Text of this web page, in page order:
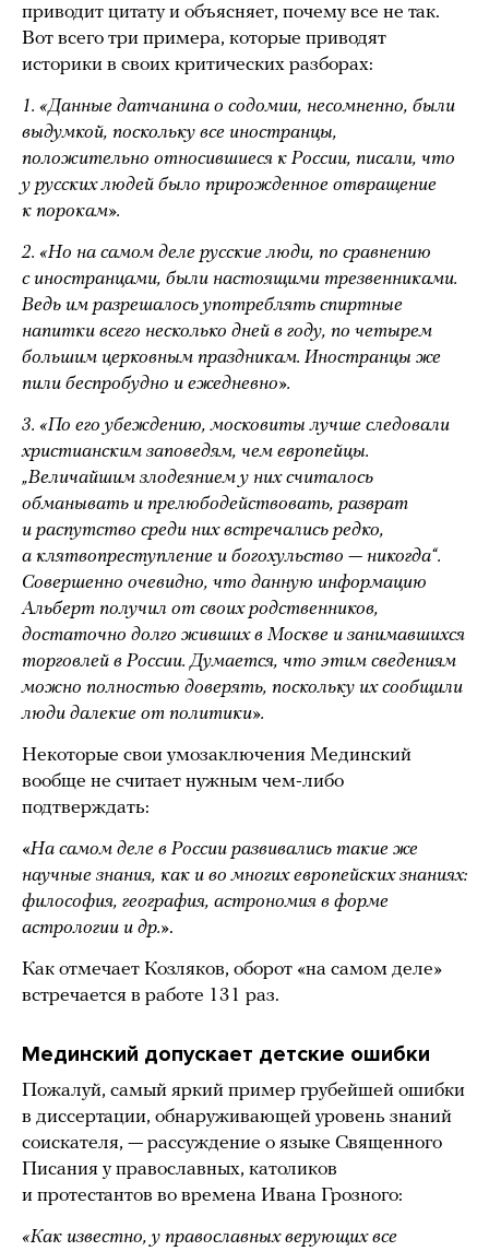
приводит цитату и объясняет, почему все не так.
Вот всего три примера, которые приводят
историки в своих критических разборах:
1. «Данные датчанина о содомии, несомненно, были
выдумкой, поскольку все иностранцы,
положительно относившиеся к России, писали, что
у русских людей было прирожденное отвращение
к порокам».
2. «Но на самом деле русские люди, по сравнению
с иностранцами, были настоящими трезвенниками.
Ведь им разрешалось употреблять спиртные
напитки всего несколько дней в году, по четырем
большим церковным праздникам. Иностранцы же
пили беспробудно и ежедневно».
3. «По его убеждению, московиты лучше следовали
христианским заповедям, чем европейцы.
„Величайшим злодеянием у них считалось
обманывать и прелюбодействовать, разврат
и распутство среди них встречались редко,
а клятвопреступление и богохульство — никогда“.
Совершенно очевидно, что данную информацию
Альберт получил от своих родственников,
достаточно долго живших в Москве и занимавшихся
торговлей в России. Думается, что этим сведениям
можно полностью доверять, поскольку их сообщили
люди далекие от политики».
Некоторые свои умозаключения Мединский
вообще не считает нужным чем-либо
подтверждать:
«На самом деле в России развивались такие же
научные знания, как и во многих европейских знаниях:
философия, география, астрономия в форме
астрологии и др.».
Как отмечает Козляков, оборот «на самом деле»
встречается в работе 131 раз.
Мединский допускает детские ошибки
Пожалуй, самый яркий пример грубейшей ошибки
в диссертации, обнаруживающей уровень знаний
соискателя, — рассуждение о языке Священного
Писания у православных, католиков
и протестантов во времена Ивана Грозного:
«Как известно, у православных верующих все